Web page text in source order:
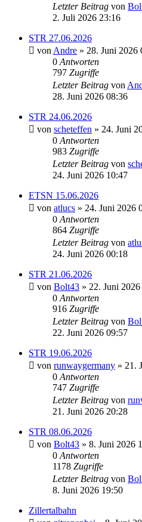
Letzter Beitrag von
2. Juli 2026 23:16
STR 27.06.2026
von Andre » 28. Juni 2026
0 Antworten
797 Zugriffe
Letzter Beitrag von
28. Juni 2026 08:36
STR 24.06.2026
von scheteffen » 24. Juni
0 Antworten
983 Zugriffe
Letzter Beitrag von
24. Juni 2026 10:47
ETSN 15.06.2026
von atlucs » 24. Juni 2026
0 Antworten
864 Zugriffe
Letzter Beitrag von
24. Juni 2026 00:18
STR 21.06.2026
von Bolt43 » 22. Juni
0 Antworten
916 Zugriffe
Letzter Beitrag von
22. Juni 2026 09:57
STR 19.06.2026
von runwaygermany » 21.
0 Antworten
747 Zugriffe
Letzter Beitrag von
21. Juni 2026 20:28
STR 08.06.2026
von Bolt43 » 8. Juni 2026
0 Antworten
1178 Zugriffe
Letzter Beitrag von
8. Juni 2026 19:50
Zillertalbahn